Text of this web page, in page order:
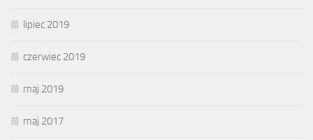
lipiec 2019
czerwiec 2019
maj 2019
maj 2017